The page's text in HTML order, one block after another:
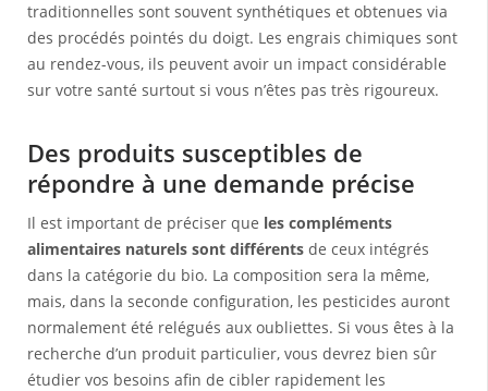
traditionnelles sont souvent synthétiques et obtenues via
des procédés pointés du doigt. Les engrais chimiques sont
au rendez-vous, ils peuvent avoir un impact considérable
sur votre santé surtout si vous n’êtes pas très rigoureux.
Des produits susceptibles de
répondre à une demande précise
Il est important de préciser que les compléments
alimentaires naturels sont différents de ceux intégrés
dans la catégorie du bio. La composition sera la même,
mais, dans la seconde configuration, les pesticides auront
normalement été relégués aux oubliettes. Si vous êtes à la
recherche d’un produit particulier, vous devrez bien sûr
étudier vos besoins afin de cibler rapidement les